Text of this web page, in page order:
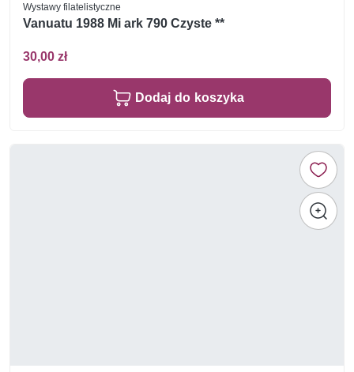
Wystawy filatelistyczne
Vanuatu 1988 Mi ark 790 Czyste **
30,00 zł
Dodaj do koszyka